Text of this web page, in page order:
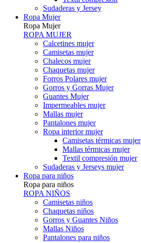
Sudaderas y Jersey
Ropa Mujer
Ropa Mujer
ROPA MUJER
Calcetines mujer
Camisetas mujer
Chalecos mujer
Chaquetas mujer
Forros Polares mujer
Gorros y Gorras Mujer
Guantes Mujer
Impermeables mujer
Mallas mujer
Pantalones mujer
Ropa interior mujer
Camisetas térmicas mujer
Mallas térmicas mujer
Textil compresión mujer
Sudaderas y Jerseys mujer
Ropa para niños
Ropa para niños
ROPA NIÑOS
Camisetas niños
Chaquetas niños
Gorros y Guantes Niños
Mallas Niños
Pantalones para niños